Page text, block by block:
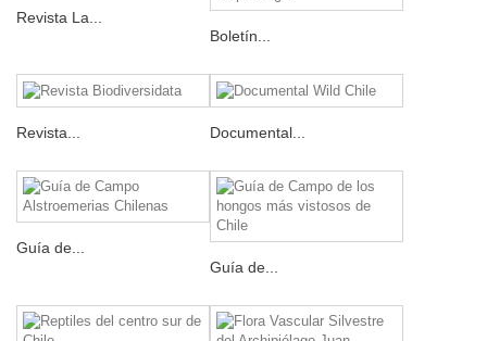
Revista La...
Boletín...
Revista... Documental...
Guía de...
Guía de...